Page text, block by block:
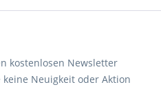
kostenlosen Newsletter
keine Neuigkeit oder Aktion